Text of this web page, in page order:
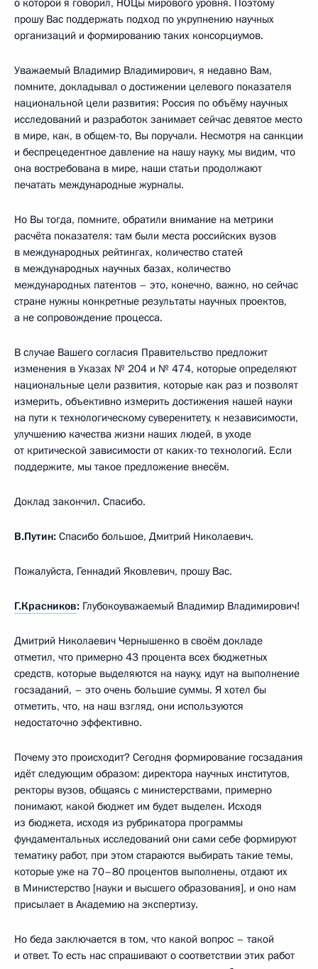
прошу Вас поддержать подход по укрупнению научных
организаций и формированию таких консорциумов.
Уважаемый Владимир Владимирович, я недавно Вам,
помните, докладывал о достижении целевого показателя
национальной цели развития: Россия по объёму научных
исследований и разработок занимает сейчас девятое место
в мире, как, в общем-то, Вы поручали. Несмотря на санкции
и беспрецедентное давление на нашу науку, мы видим, что
она востребована в мире, наши статьи продолжают
печатать международные журналы.
Но Вы тогда, помните, обратили внимание на метрики
расчёта показателя: там были места российских вузов
в международных рейтингах, количество статей
в международных научных базах, количество
международных патентов – это, конечно, важно, но сейчас
стране нужны конкретные результаты научных проектов,
а не сопровождение процесса.
В случае Вашего согласия Правительство предложит
изменения в Указах № 204 и № 474, которые определяют
национальные цели развития, которые как раз и позволят
измерить, объективно измерить достижения нашей науки
на пути к технологическому суверенитету, к независимости,
улучшению качества жизни наших людей, в уходе
от критической зависимости от каких-то технологий. Если
поддержите, мы такое предложение внесём.
Доклад закончил. Спасибо.
В.Путин: Спасибо большое, Дмитрий Николаевич.
Пожалуйста, Геннадий Яковлевич, прошу Вас.
Г.Красников: Глубокоуважаемый Владимир Владимирович!
Дмитрий Николаевич Чернышенко в своём докладе
отметил, что примерно 43 процента всех бюджетных
средств, которые выделяются на науку, идут на выполнение
госзаданий, – это очень большие суммы. Я хотел бы
отметить, что, на наш взгляд, они используются
недостаточно эффективно.
Почему это происходит? Сегодня формирование госзадания
идёт следующим образом: директора научных институтов,
ректоры вузов, общаясь с министерствами, примерно
понимают, какой бюджет им будет выделен. Исходя
из бюджета, исходя из рубрикатора программы
фундаментальных исследований они сами себе формируют
тематику работ, при этом стараются выбирать такие темы,
которые уже на 70–80 процентов выполнены, отдают их
в Министерство [науки и высшего образования], и оно нам
присылает в Академию на экспертизу.
Но беда заключается в том, что какой вопрос – такой
и ответ. То есть нас спрашивают о соответствии этих работ